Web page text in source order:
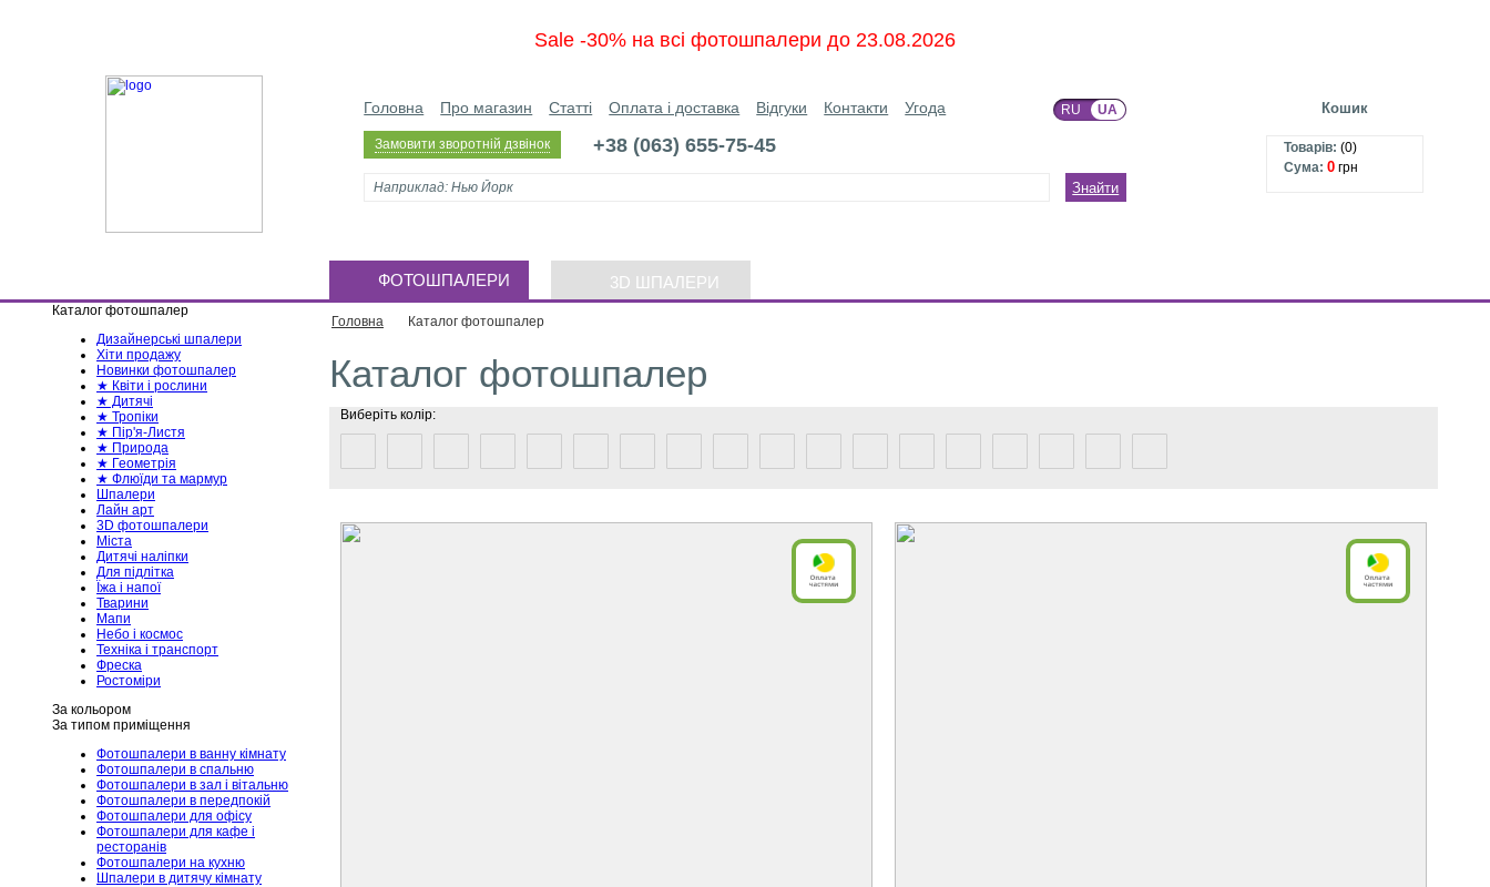
Sale -30% на всі фотошпалери до 23.08.2026
Головна Про магазин Статті Оплата і доставка Відгуки Контакти Угода RU UA
Замовити зворотній дзвінок +38 (063) 655-75-45
Знайти
Кошик
Товарів: (0)
Сума: 0 грн
ФОТОШПАЛЕРИ 3D ШПАЛЕРИ
Каталог фотошпалер
Дизайнерські шпалери
Хіти продажу
Новинки фотошпалер
★ Квіти і рослини
★ Дитячі
★ Тропіки
★ Пір'я-Листя
★ Природа
★ Геометрія
★ Флюїди та мармур
Шпалери
Лайн арт
3D фотошпалери
Міста
Дитячі наліпки
Для підлітка
Їжа і напої
Тварини
Мапи
Небо і космос
Техніка і транспорт
Фреска
Ростоміри
За кольором
За типом приміщення
Фотошпалери в ванну кімнату
Фотошпалери в спальню
Фотошпалери в зал і вітальню
Фотошпалери в передпокій
Фотошпалери для офісу
Фотошпалери для кафе і
ресторанів
Фотошпалери на кухню
Шпалери в дитячу кімнату
Головна Каталог фотошпалер
Каталог фотошпалер
Виберіть колір: